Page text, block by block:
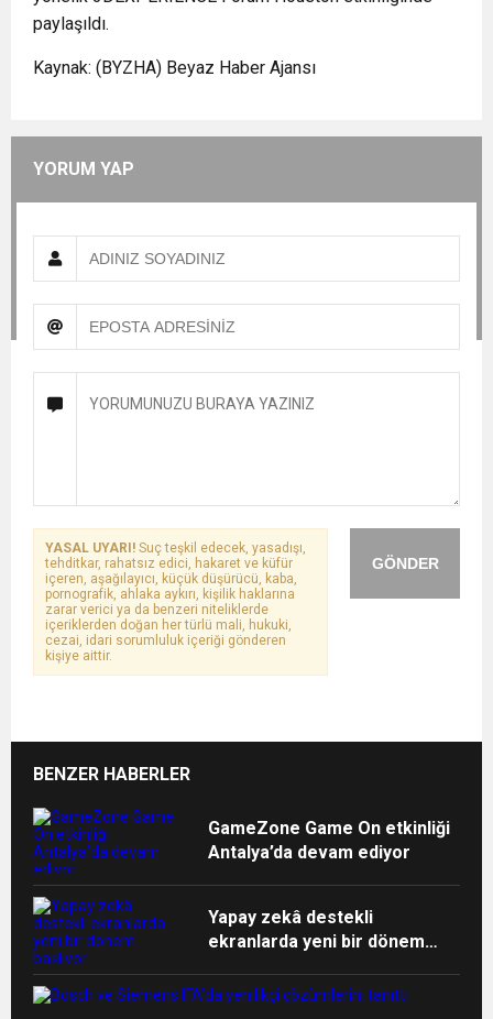
paylaşıldı.
Kaynak: (BYZHA) Beyaz Haber Ajansı
YORUM YAP
GÖNDER
YASAL UYARI! Suç teşkil edecek, yasadışı,
tehditkar, rahatsız edici, hakaret ve küfür
içeren, aşağılayıcı, küçük düşürücü, kaba,
pornografik, ahlaka aykırı, kişilik haklarına
zarar verici ya da benzeri niteliklerde
içeriklerden doğan her türlü mali, hukuki,
cezai, idari sorumluluk içeriği gönderen
kişiye aittir.
BENZER HABERLER
GameZone Game On etkinliği
Antalya’da devam ediyor
Yapay zekâ destekli
ekranlarda yeni bir dönem